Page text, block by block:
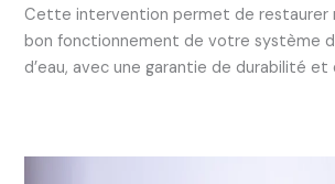
Cette intervention permet de restaurer
bon fonctionnement de votre système
d’eau, avec une garantie de durabilité et